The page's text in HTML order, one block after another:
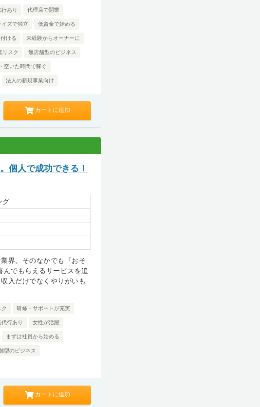
あり 代理店で開業
ズで独立 低資金で始める
ける 未経験からオーナーに
リスク 無店舗型のビジネス
空いた時間で稼ぐ
法人の新規事業向け
カートに追加
個人で成功できる！
グ
界。そのなかでも『おそ
んでもらえるサービスを追
入だけでなくやりがいも
研修・サポートが充実
行あり 女性が活躍
まずは社員から始める
型のビジネス
カートに追加